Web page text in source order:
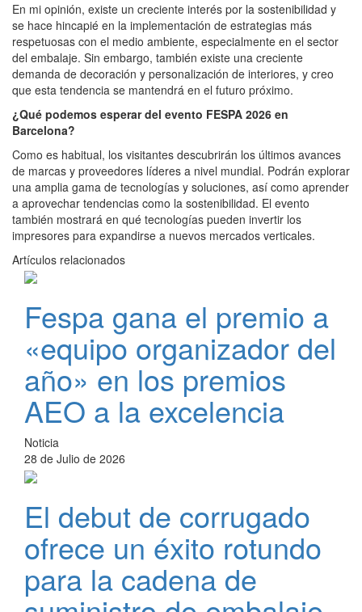
En mi opinión, existe un creciente interés por la sostenibilidad y
se hace hincapié en la implementación de estrategias más
respetuosas con el medio ambiente, especialmente en el sector
del embalaje. Sin embargo, también existe una creciente
demanda de decoración y personalización de interiores, y creo
que esta tendencia se mantendrá en el futuro próximo.
¿Qué podemos esperar del evento FESPA 2026 en
Barcelona?
Como es habitual, los visitantes descubrirán los últimos avances
de marcas y proveedores líderes a nivel mundial. Podrán explorar
una amplia gama de tecnologías y soluciones, así como aprender
a aprovechar tendencias como la sostenibilidad. El evento
también mostrará en qué tecnologías pueden invertir los
impresores para expandirse a nuevos mercados verticales.
Artículos relacionados
Fespa gana el premio a
«equipo organizador del
año» en los premios
AEO a la excelencia
Noticia
28 de Julio de 2026
El debut de corrugado
ofrece un éxito rotundo
para la cadena de